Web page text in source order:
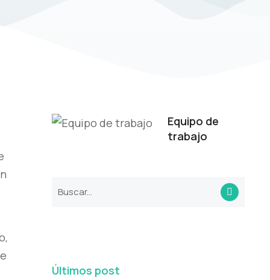
Equipo de
trabajo
Últimos post